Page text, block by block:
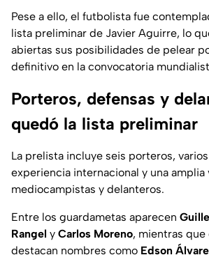
Pese a ello, el futbolista fue
lista preliminar de Javier Aguirre, lo
abiertas sus posibilidades de pelear
definitivo en la convocatoria
Porteros, defensas y
quedó la lista preliminar
La prelista incluye seis porteros,
experiencia internacional y una amplia
mediocampistas y delanteros.
Entre los guardametas aparecen
Rangel y Carlos Moreno, mientras que
destacan nombres como Edson